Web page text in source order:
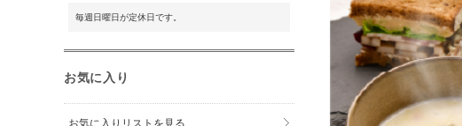
毎週日曜日が定休日です。
お気に入り
お気に入りリストを見る